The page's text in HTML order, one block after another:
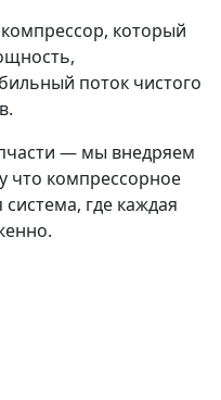
который
поток чистого
— мы внедряем
что компрессорное
где каждая